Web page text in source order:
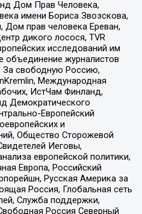
Дом Прав Человека,
имени Бориса Звозскова,
Дом прав человека Ереван,
дикого лосося, TVR
исследований им
объединение журналистов
За свободную Россию,
Международная
ИстЧам Финланд,
Демократического
Европейский
и
Общество Сторожевой
Иеговы,
европейской политики,
Европа, Российский
Русская Америка за
Россия, Глобальная сеть
Служба поддержки,
Россия Северный